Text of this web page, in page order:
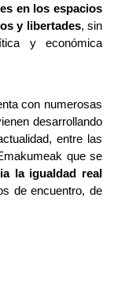
en los espacios
y libertades, sin
y económica
con numerosas
desarrollando
entre las
que se
la igualdad real
de encuentro, de